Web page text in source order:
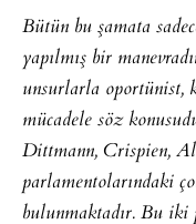
Bütün bu şamata
yapılmış bir
unsurlarla oportünist,
mücadele söz
Dittmann, Crispien,
parlamentolarındaki
bulunmaktadır. Bu